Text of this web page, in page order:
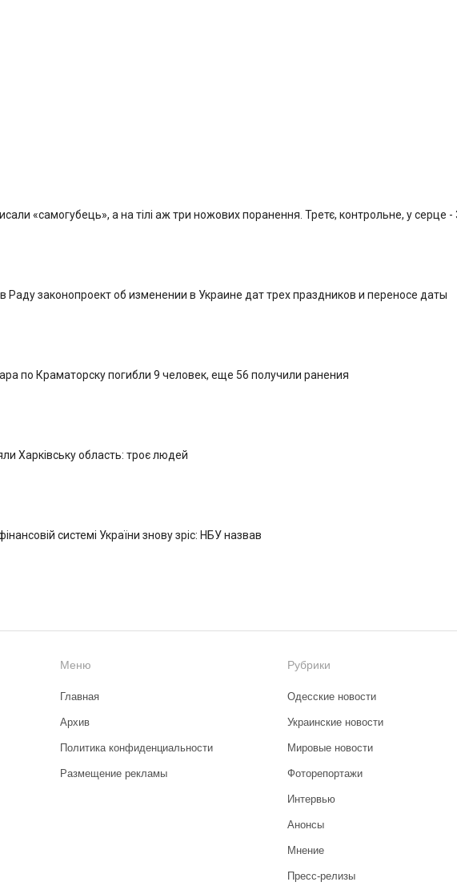
«самогубець», а на тілі аж три ножових поранення. Третє, контрольне, у серце -
Раду законопроект об изменении в Украине дат трех праздников и переносе даты
по Краматорску погибли 9 человек, еще 56 получили ранения
Харківську область: троє людей
системі України знову зріс: НБУ назвав
Меню
Главная
Архив
Политика конфиденциальности
Размещение рекламы
Рубрики
Одесские новости
Украинские новости
Мировые новости
Фоторепортажи
Интервью
Анонсы
Мнение
Пресс-релизы